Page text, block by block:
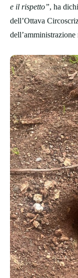
e il rispetto”, ha
dell’Ottava